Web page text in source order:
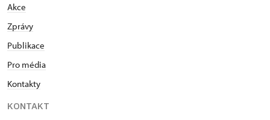
Akce
Zprávy
Publikace
Pro média
Kontakty
KONTAKT